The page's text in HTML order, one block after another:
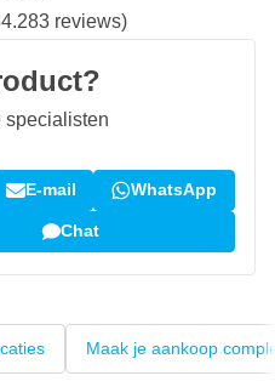
reviews)
specialisten
E-mail WhatsApp
Chat
Maak je aankoop